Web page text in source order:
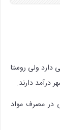
دارد ولی روستا
درآمد دارند.
در مصرف مواد